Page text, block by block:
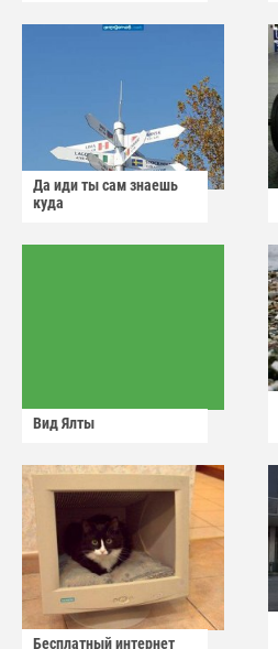
Да иди ты сам знаешь
куда
Вид Ялты
Бесплатный интернет